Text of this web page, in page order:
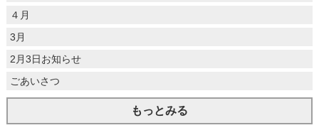
４月
3月
2月3日お知らせ
ごあいさつ
もっとみる